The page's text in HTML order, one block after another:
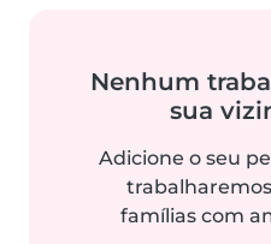
Nenhum
sua
Adicione o seu
famílias com